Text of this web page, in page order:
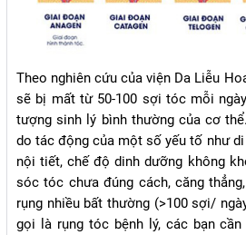
Theo nghiên cứu của viện Da Liễu
sẽ bị mất từ 50-100 sợi tóc mỗi
tượng sinh lý bình thường của cơ
do tác động của một số yếu tố như
nội tiết, chế độ dinh dưỡng không
sóc tóc chưa đúng cách, căng
rụng nhiều bất thường (>100 sợi/
gọi là rụng tóc bệnh lý, các bạn